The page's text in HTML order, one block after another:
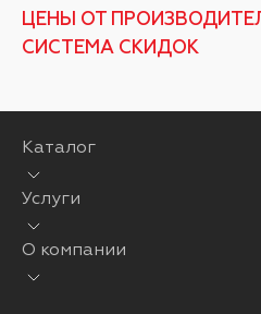
ЦЕНЫ ОТ
СИСТЕМА СКИДОК
Каталог
Услуги
О компании